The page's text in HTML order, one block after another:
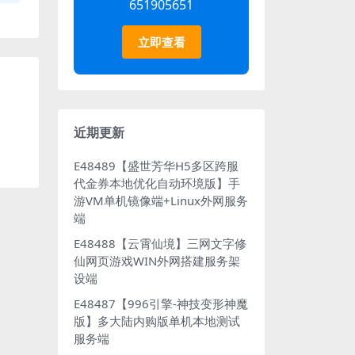
651905651
立即查看
近期更新
E48489【盛世芳华H5多区跨服
代金券本地优化自动环境版】手
游VM单机镜像端+Linux外网服务
端
E48488【云霄仙境】三网文字修
仙网页游戏WIN外网搭建服务架
设端
E48487【996引擎-神技变形神魔
版】多大陆内购版单机本地测试
服务端